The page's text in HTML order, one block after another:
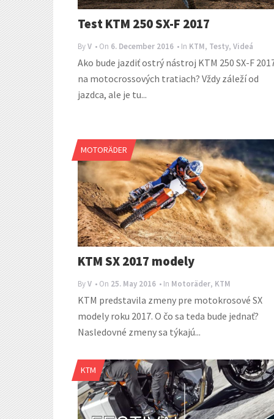
Test KTM 250 SX-F 2017
ByV • On 6. December 2016 • In KTM, Testy, Videá
Ako bude jazdiť ostrý nástroj KTM 250 SX-F
na motocrossových tratiach? Vždy záleží od
jazdca, ale je tu...
MOTORÄDER
KTM SX 2017 modely
ByV • On 25. May 2016 • In Motoräder, KTM
KTM predstavila zmeny pre motokrosové SX
modely roku 2017. O čo sa teda bude jednať?
Nasledovné zmeny sa týkajú...
KTM